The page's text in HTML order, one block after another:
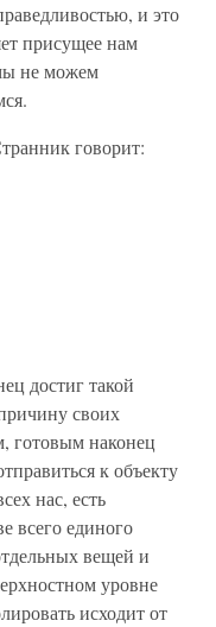
и это
присущее нам
не можем
говорит:
достиг такой
своих
готовым наконец
к объекту
нас, есть
всего единого
вещей и
уровне
исходит от